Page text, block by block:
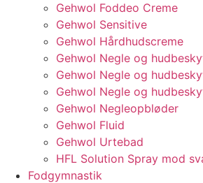
Gehwol Foddeo Creme
Gehwol Sensitive
Gehwol Hårdhudscreme
Gehwol Negle og
Gehwol Negle og
Gehwol Negle og
Gehwol Negleopbløder
Gehwol Fluid
Gehwol Urtebad
HFL Solution Spray mod
Fodgymnastik